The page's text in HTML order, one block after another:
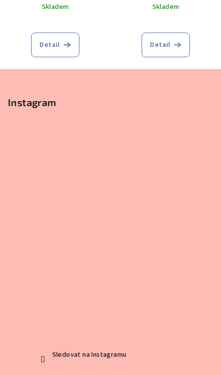
Skladem
Detail
Skladem
Detail
Instagram
Sledovat na Instagramu